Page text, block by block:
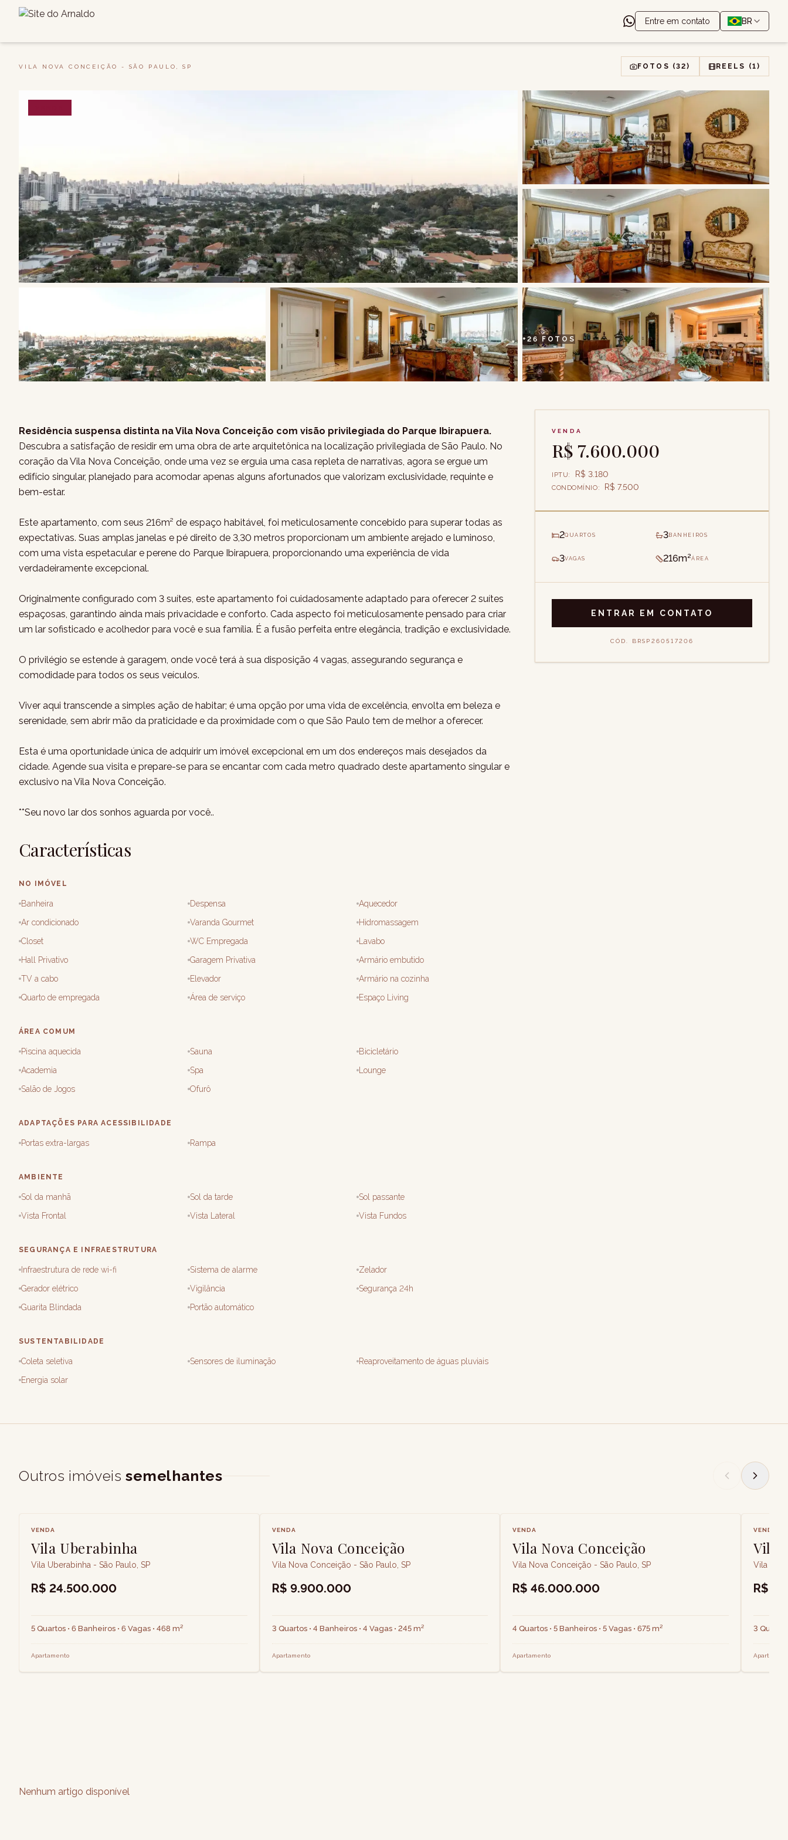
Entre em contato BR
VILA NOVA CONCEIÇÃO - SÃO PAULO, SP FOTOS (32) REELS (1)
+26 FOTOS
Residência suspensa distinta na Vila Nova Conceição com visão privilegiada do Parque Ibirapuera.
Descubra a satisfação de residir em uma obra de arte arquitetônica na localização privilegiada de São Paulo. No
coração da Vila Nova Conceição, onde uma vez se erguia uma casa repleta de narrativas, agora se ergue um
edifício singular, planejado para acomodar apenas alguns afortunados que valorizam exclusividade, requinte e
bem-estar.
Este apartamento, com seus 216m² de espaço habitável, foi meticulosamente concebido para superar todas as
expectativas. Suas amplas janelas e pé direito de 3,30 metros proporcionam um ambiente arejado e luminoso,
com uma vista espetacular e perene do Parque Ibirapuera, proporcionando uma experiência de vida
verdadeiramente excepcional.
Originalmente configurado com 3 suítes, este apartamento foi cuidadosamente adaptado para oferecer 2 suítes
espaçosas, garantindo ainda mais privacidade e conforto. Cada aspecto foi meticulosamente pensado para criar
um lar sofisticado e acolhedor para você e sua família. É a fusão perfeita entre elegância, tradição e exclusividade.
O privilégio se estende à garagem, onde você terá à sua disposição 4 vagas, assegurando segurança e
comodidade para todos os seus veículos.
Viver aqui transcende a simples ação de habitar; é uma opção por uma vida de excelência, envolta em beleza e
serenidade, sem abrir mão da praticidade e da proximidade com o que São Paulo tem de melhor a oferecer.
Esta é uma oportunidade única de adquirir um imóvel excepcional em um dos endereços mais desejados da
cidade. Agende sua visita e prepare-se para se encantar com cada metro quadrado deste apartamento singular e
exclusivo na Vila Nova Conceição.
**Seu novo lar dos sonhos aguarda por você..
Características
NO IMÓVEL
Banheira Despensa
Aquecedor
Ar condicionado
Varanda Gourmet
Hidromassagem
Closet
WC Empregada
Lavabo
Hall Privativo
Garagem Privativa
Armário embutido
TV a cabo
Elevador
Armário na cozinha
Quarto de empregada
Área de serviço Espaço Living
ÁREA COMUM
Piscina aquecida Sauna
Bicicletário
Academia
Spa
Lounge
Salão de Jogos
Ofurô
ADAPTAÇÕES PARA ACESSIBILIDADE
Portas extra-largas Rampa
AMBIENTE
Sol da manhã Sol da tarde
Sol passante
Vista Frontal
Vista Lateral Vista Fundos
SEGURANÇA E INFRAESTRUTURA
Infraestrutura de rede wi-fi Sistema de alarme
Zelador
Gerador elétrico
Vigilância
Segurança 24h
Guarita Blindada
Portão automático
SUSTENTABILIDADE
Coleta seletiva Sensores de iluminação
Reaproveitamento de águas pluviais
Energia solar
VENDA
R$ 7.600.000
IPTU: R$ 3.180
CONDOMÍNIO: R$ 7.500
2QUARTOS 3 BANHEIROS
3VAGAS 216m²ÁREA
ENTRAR EM CONTATO
CÓD. BRSP260517206
Outros imóveis semelhantes
VENDA
Vila Uberabinha
Vila Uberabinha - São Paulo, SP
R$ 24.500.000
5 Quartos • 6 Banheiros • 6 Vagas • 468 m²
Apartamento
VENDA
Vila Nova Conceição
Vila Nova Conceição - São Paulo, SP
R$ 9.900.000
3 Quartos • 4 Banheiros • 4 Vagas • 245 m²
Apartamento
VENDA
Vila Nova Conceição
Vila Nova Conceição - São Paulo, SP
R$ 46.000.000
4 Quartos • 5 Banheiros • 5 Vagas • 675 m²
Apartamento
VENDA
Vila
Vila
R$
3
Nenhum artigo disponível